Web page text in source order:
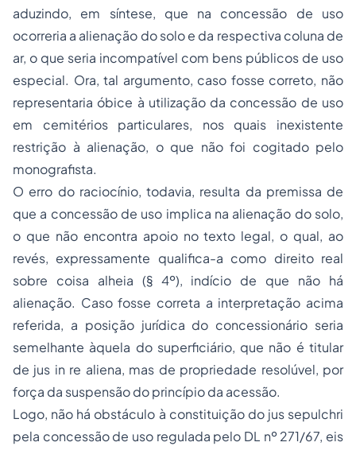
aduzindo, em síntese, que na concessão de uso
ocorreria a alienação do solo e da respectiva coluna de
ar, o que seria incompatível com bens públicos de uso
especial. Ora, tal argumento, caso fosse correto, não
representaria óbice à utilização da concessão de uso
em cemitérios particulares, nos quais inexistente
restrição à alienação, o que não foi cogitado pelo
monografista.
O erro do raciocínio, todavia, resulta da premissa de
que a concessão de uso implica na alienação do solo,
o que não encontra apoio no texto legal, o qual, ao
revés, expressamente qualifica-a como direito real
sobre coisa alheia (§ 4º), indício de que não há
alienação. Caso fosse correta a interpretação acima
referida, a posição jurídica do concessionário seria
semelhante àquela do superficiário, que não é titular
de jus in re aliena, mas de propriedade resolúvel, por
força da suspensão do princípio da acessão.
Logo, não há obstáculo à constituição do jus sepulchri
pela concessão de uso regulada pelo DL nº 271/67, eis